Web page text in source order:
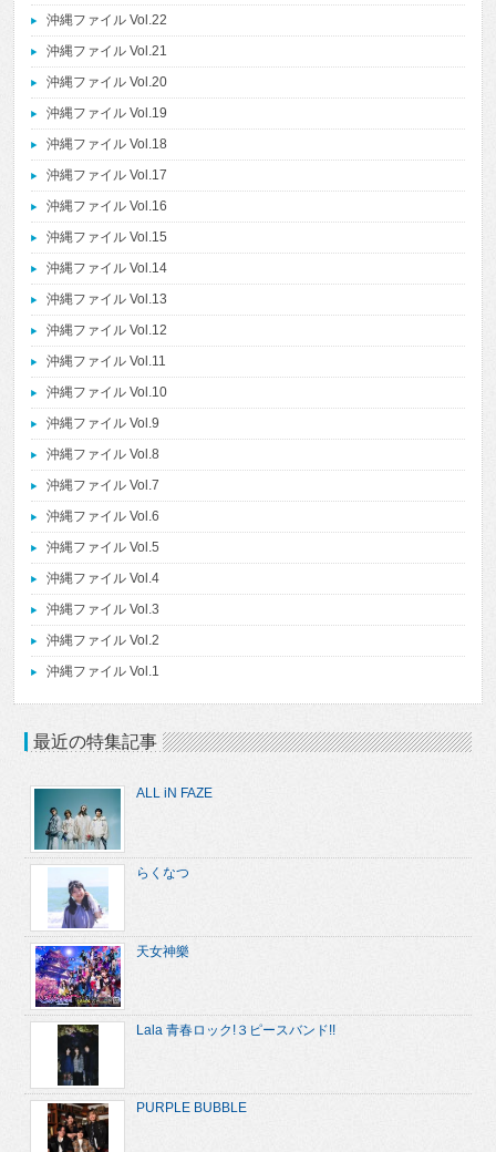
沖縄ファイル Vol.22
沖縄ファイル Vol.21
沖縄ファイル Vol.20
沖縄ファイル Vol.19
沖縄ファイル Vol.18
沖縄ファイル Vol.17
沖縄ファイル Vol.16
沖縄ファイル Vol.15
沖縄ファイル Vol.14
沖縄ファイル Vol.13
沖縄ファイル Vol.12
沖縄ファイル Vol.11
沖縄ファイル Vol.10
沖縄ファイル Vol.9
沖縄ファイル Vol.8
沖縄ファイル Vol.7
沖縄ファイル Vol.6
沖縄ファイル Vol.5
沖縄ファイル Vol.4
沖縄ファイル Vol.3
沖縄ファイル Vol.2
沖縄ファイル Vol.1
最近の特集記事
ALL iN FAZE
らくなつ
天女神樂
Lala 青春ロック!３ピースバンド!!
PURPLE BUBBLE